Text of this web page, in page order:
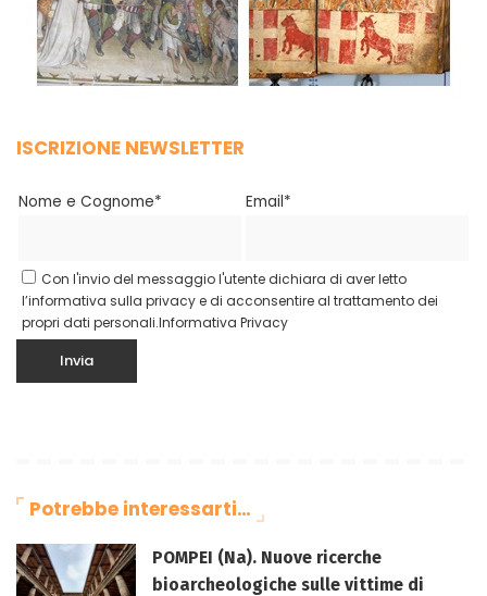
ISCRIZIONE NEWSLETTER
Nome e Cognome* Email*
Con l'invio del messaggio l'utente dichiara di aver letto
l’informativa sulla privacy e di acconsentire al trattamento dei
propri dati personali.Informativa Privacy
Potrebbe interessarti…
POMPEI (Na). Nuove ricerche
bioarcheologiche sulle vittime di